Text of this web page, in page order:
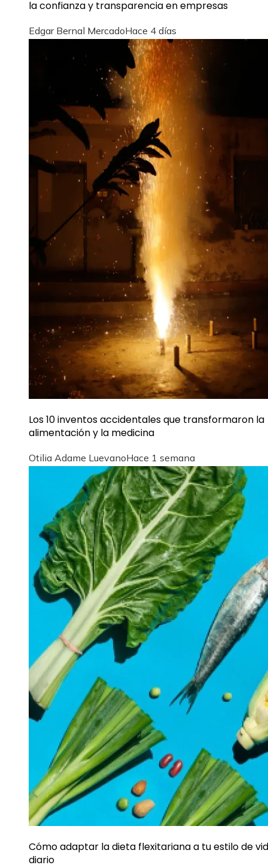
la confianza y transparencia en empresas
Edgar Bernal MercadoHace 4 días
Los 10 inventos accidentales que transformaron la
alimentación y la medicina
Otilia Adame LuevanoHace 1 semana
Cómo adaptar la dieta flexitariana a tu estilo de
diario